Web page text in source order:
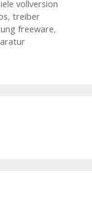
vollversion
, treiber
freeware,